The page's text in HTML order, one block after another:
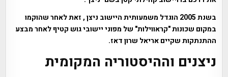
בשנת 2005 הוגדל משמעותית היישוב ניצן , זאת לאחר שהוקמו
במקום שכונות "קראווילות" של מפוני יישובי גוש קטיף לאחר מבצע
ההתנתקות שקיים אריאל שרון דאז.
ניצנים וההיסטוריה המקומית